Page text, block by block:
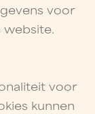
voor
website.
voor
kunnen